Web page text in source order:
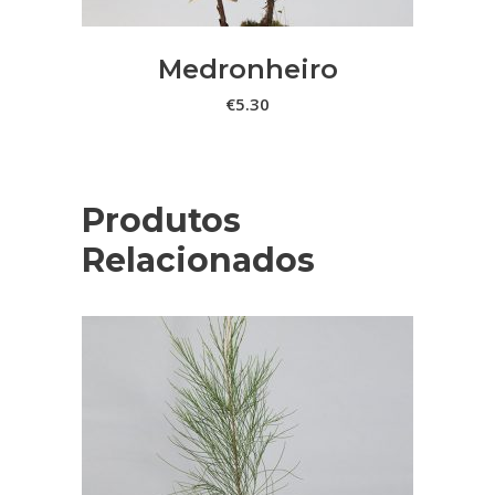
options
Medronheiro
€5.30
Produtos
Relacionados
VER OPÇÕES